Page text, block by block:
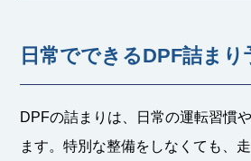
日常でできるDPF詰まり
DPFの詰まりは、日常の運転習慣
ます。特別な整備をしなくても、